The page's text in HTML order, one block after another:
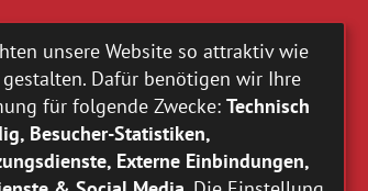
unsere Website so attraktiv wie
Dafür benötigen wir Ihre
für folgende Zwecke: Technisch
Besucher-Statistiken,
Externe Einbindungen,